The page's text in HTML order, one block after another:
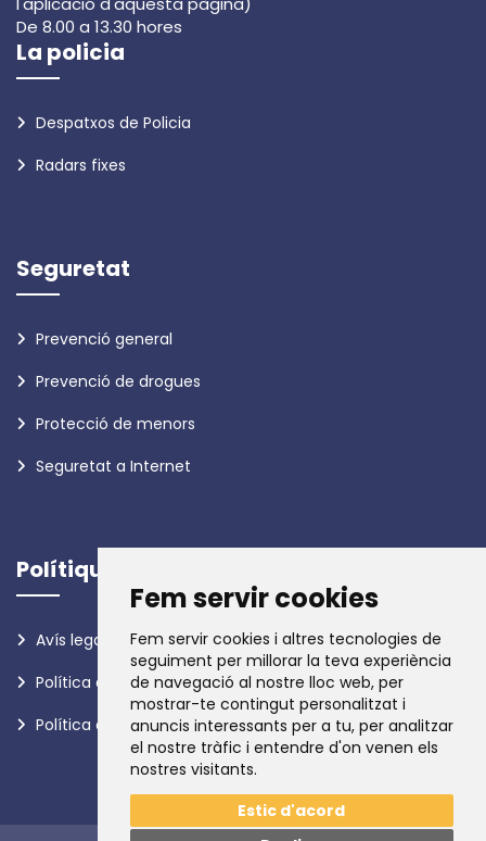
Fem servir cookies
Fem servir cookies i altres tecnologies de
seguiment per millorar la teva experiència
de navegació al nostre lloc web, per
mostrar-te contingut personalitzat i
anuncis interessants per a tu, per analitzar
el nostre tràfic i entendre d'on venen els
nostres visitants.
Estic d'acord
De 8.00 a 13.30 hores
La policia
Despatxos de Policia
Radars fixes
Seguretat
Prevenció general
Prevenció de drogues
Protecció de menors
Seguretat a Internet
Polítiques
Avís legal
Política de privadesa
Política de galetes